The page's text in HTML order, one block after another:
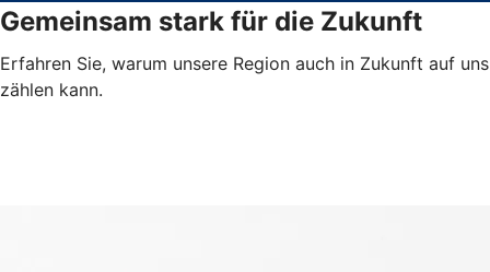
Gemeinsam stark für die Zukunft
Erfahren Sie, warum unsere Region auch in Zukunft auf uns
zählen kann.